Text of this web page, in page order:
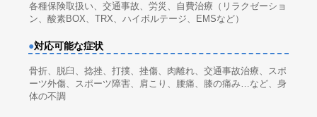
各種保険取扱い、交通事故、労災、自費治療（リラクゼーショ
ン、酸素BOX、TRX、ハイボルテージ、EMSなど）
●対応可能な症状
骨折、脱臼、捻挫、打撲、挫傷、肉離れ、交通事故治療、スポ
ーツ外傷、スポーツ障害、肩こり、腰痛、膝の痛み…など、身
体の不調